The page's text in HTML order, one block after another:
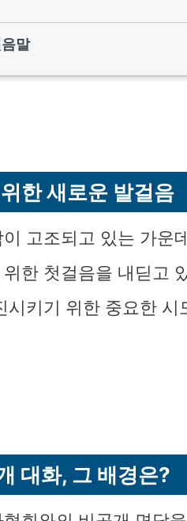
말
한 새로운 발걸음
고조되고 있는 가운
한 첫걸음을 내딛고
키기 위한 중요한 시
대화, 그 배경은?